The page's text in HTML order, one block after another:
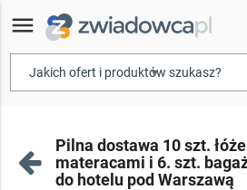
menu
▾
Pilna dostawa 10 szt.
materacami i 6. szt.
do hotelu pod Warszawą